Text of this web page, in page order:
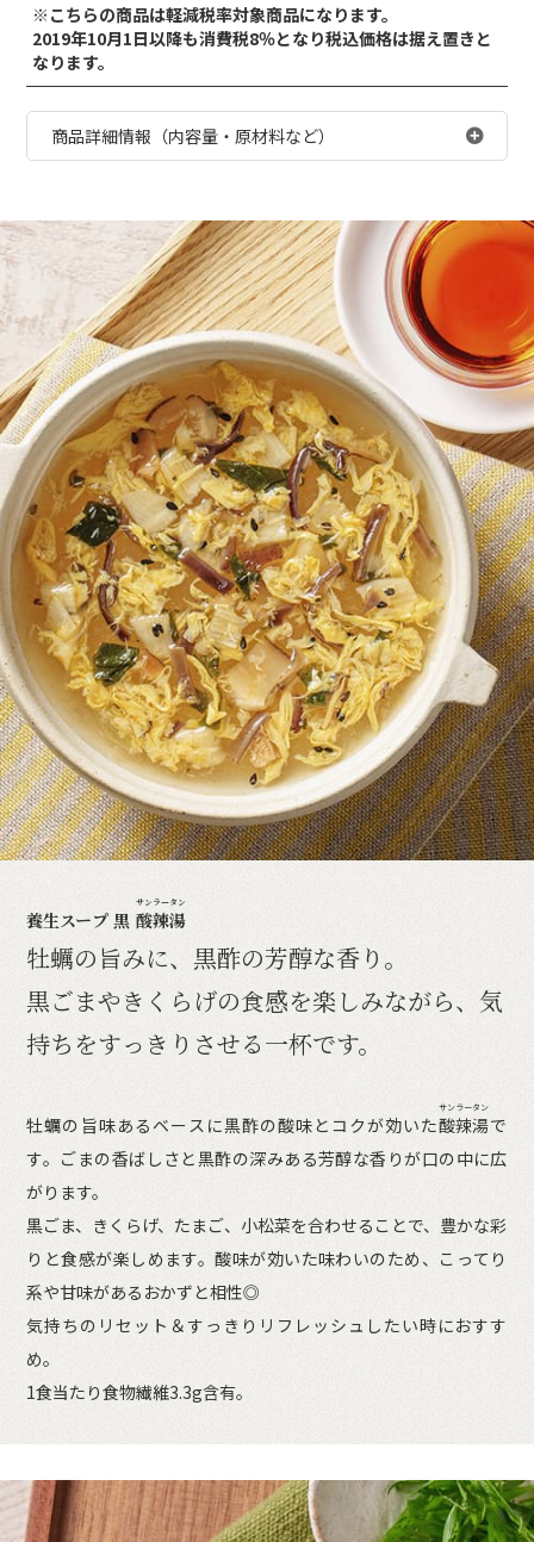
※こちらの商品は軽減税率対象商品になります。
2019年10月1日以降も消費税8％となり税込価格は据え置きと
なります。
商品詳細情報（内容量・原材料など）
養生スープ 黒酸辣湯
サンラータン
牡蠣の旨みに、黒酢の芳醇な香り。
黒ごまやきくらげの食感を楽しみながら、気
持ちをすっきりさせる一杯です。
牡蠣の旨味あるベースに黒酢の酸味とコクが効いた酸辣湯
サンラータン
で
す。ごまの香ばしさと黒酢の深みある芳醇な香りが口の中に広
がります。
黒ごま、きくらげ、たまご、小松菜を合わせることで、豊かな彩
りと食感が楽しめます。酸味が効いた味わいのため、こってり
系や甘味があるおかずと相性◎
気持ちのリセット＆すっきりリフレッシュしたい時におすす
め。
1食当たり食物繊維3.3g含有。